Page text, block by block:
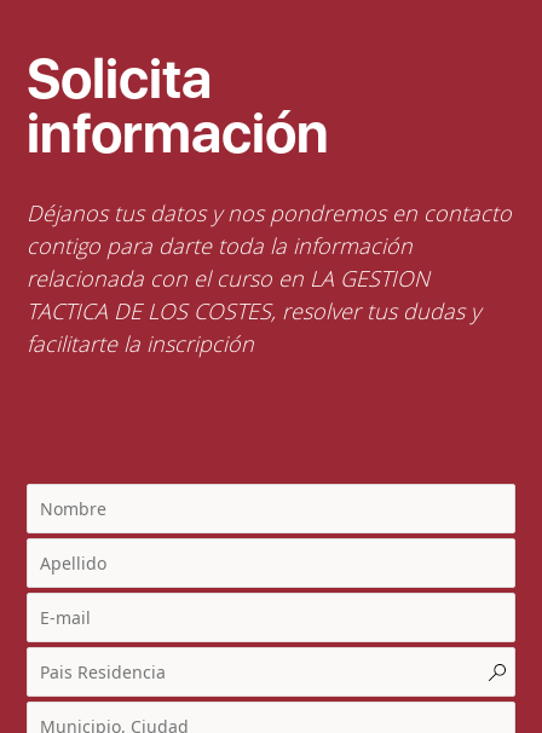
Solicita
información
Déjanos tus datos y nos pondremos en contacto
contigo para darte toda la información
relacionada con el curso en LA GESTION
TACTICA DE LOS COSTES, resolver tus dudas y
facilitarte la inscripción